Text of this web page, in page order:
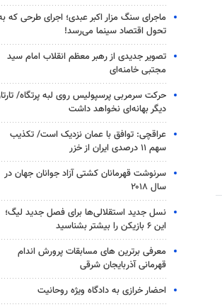
ماجرای سنگ مزار اکبر عبدی؛ اجرای طرحی که
تحول اقتصاد سینما می‌رسد!
تصویر جدیدی از رهبر معظم انقلاب امام سید
مجتبی خامنه‌ای
حرکت سرمربی پرسپولیس روی لبه پرتگاه/
دیگر بهانه‌ای نخواهد داشت
عراقچی: توافق با عمان نزدیک است/ تکذیب
سهم ۱۱ درصدی ایران از خزر
سرنوشت قهرمانان کشتی آزاد جوانان جهان در
سال ۲۰۱۸
نسل جدید استقلالی‌ها برای فصل جدید لیگ؛
این ۶ بازیکن را بیشتر بشناسید
معرفی برترین های مسابقات پرورش اندام
قهرمانی آذربایجان شرقی
احضار خرازی به دادگاه ویژه روحانیت